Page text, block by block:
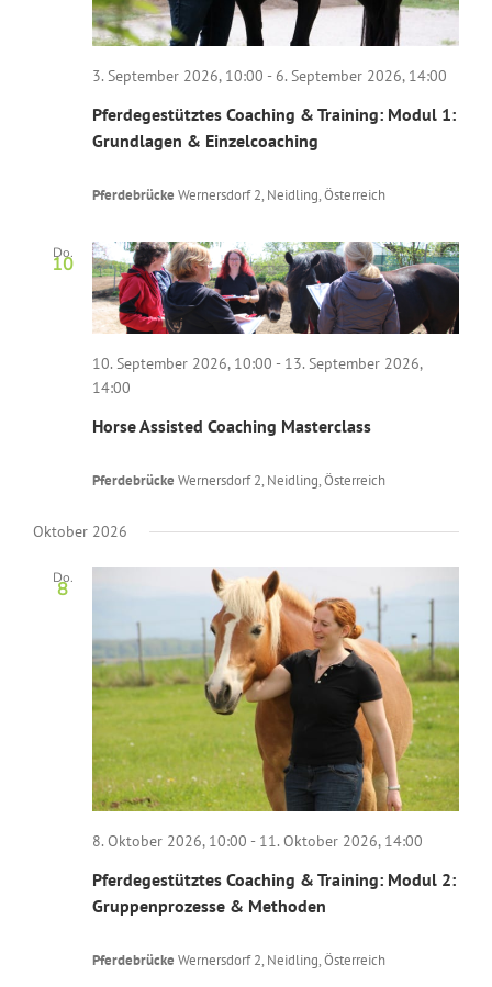
Pferdegestütztes Coaching & Training: Modul 1:
Grundlagen & Einzelcoaching
3. September 2026, 10:00 - 6. September 2026, 14:00
Pferdebrücke Wernersdorf 2, Neidling, Österreich
Do.
10
Horse Assisted Coaching Masterclass
10. September 2026, 10:00 - 13. September 2026,
14:00
Pferdebrücke Wernersdorf 2, Neidling, Österreich
Oktober 2026
Do.
8
Pferdegestütztes Coaching & Training: Modul 2:
Gruppenprozesse & Methoden
8. Oktober 2026, 10:00 - 11. Oktober 2026, 14:00
Pferdebrücke Wernersdorf 2, Neidling, Österreich